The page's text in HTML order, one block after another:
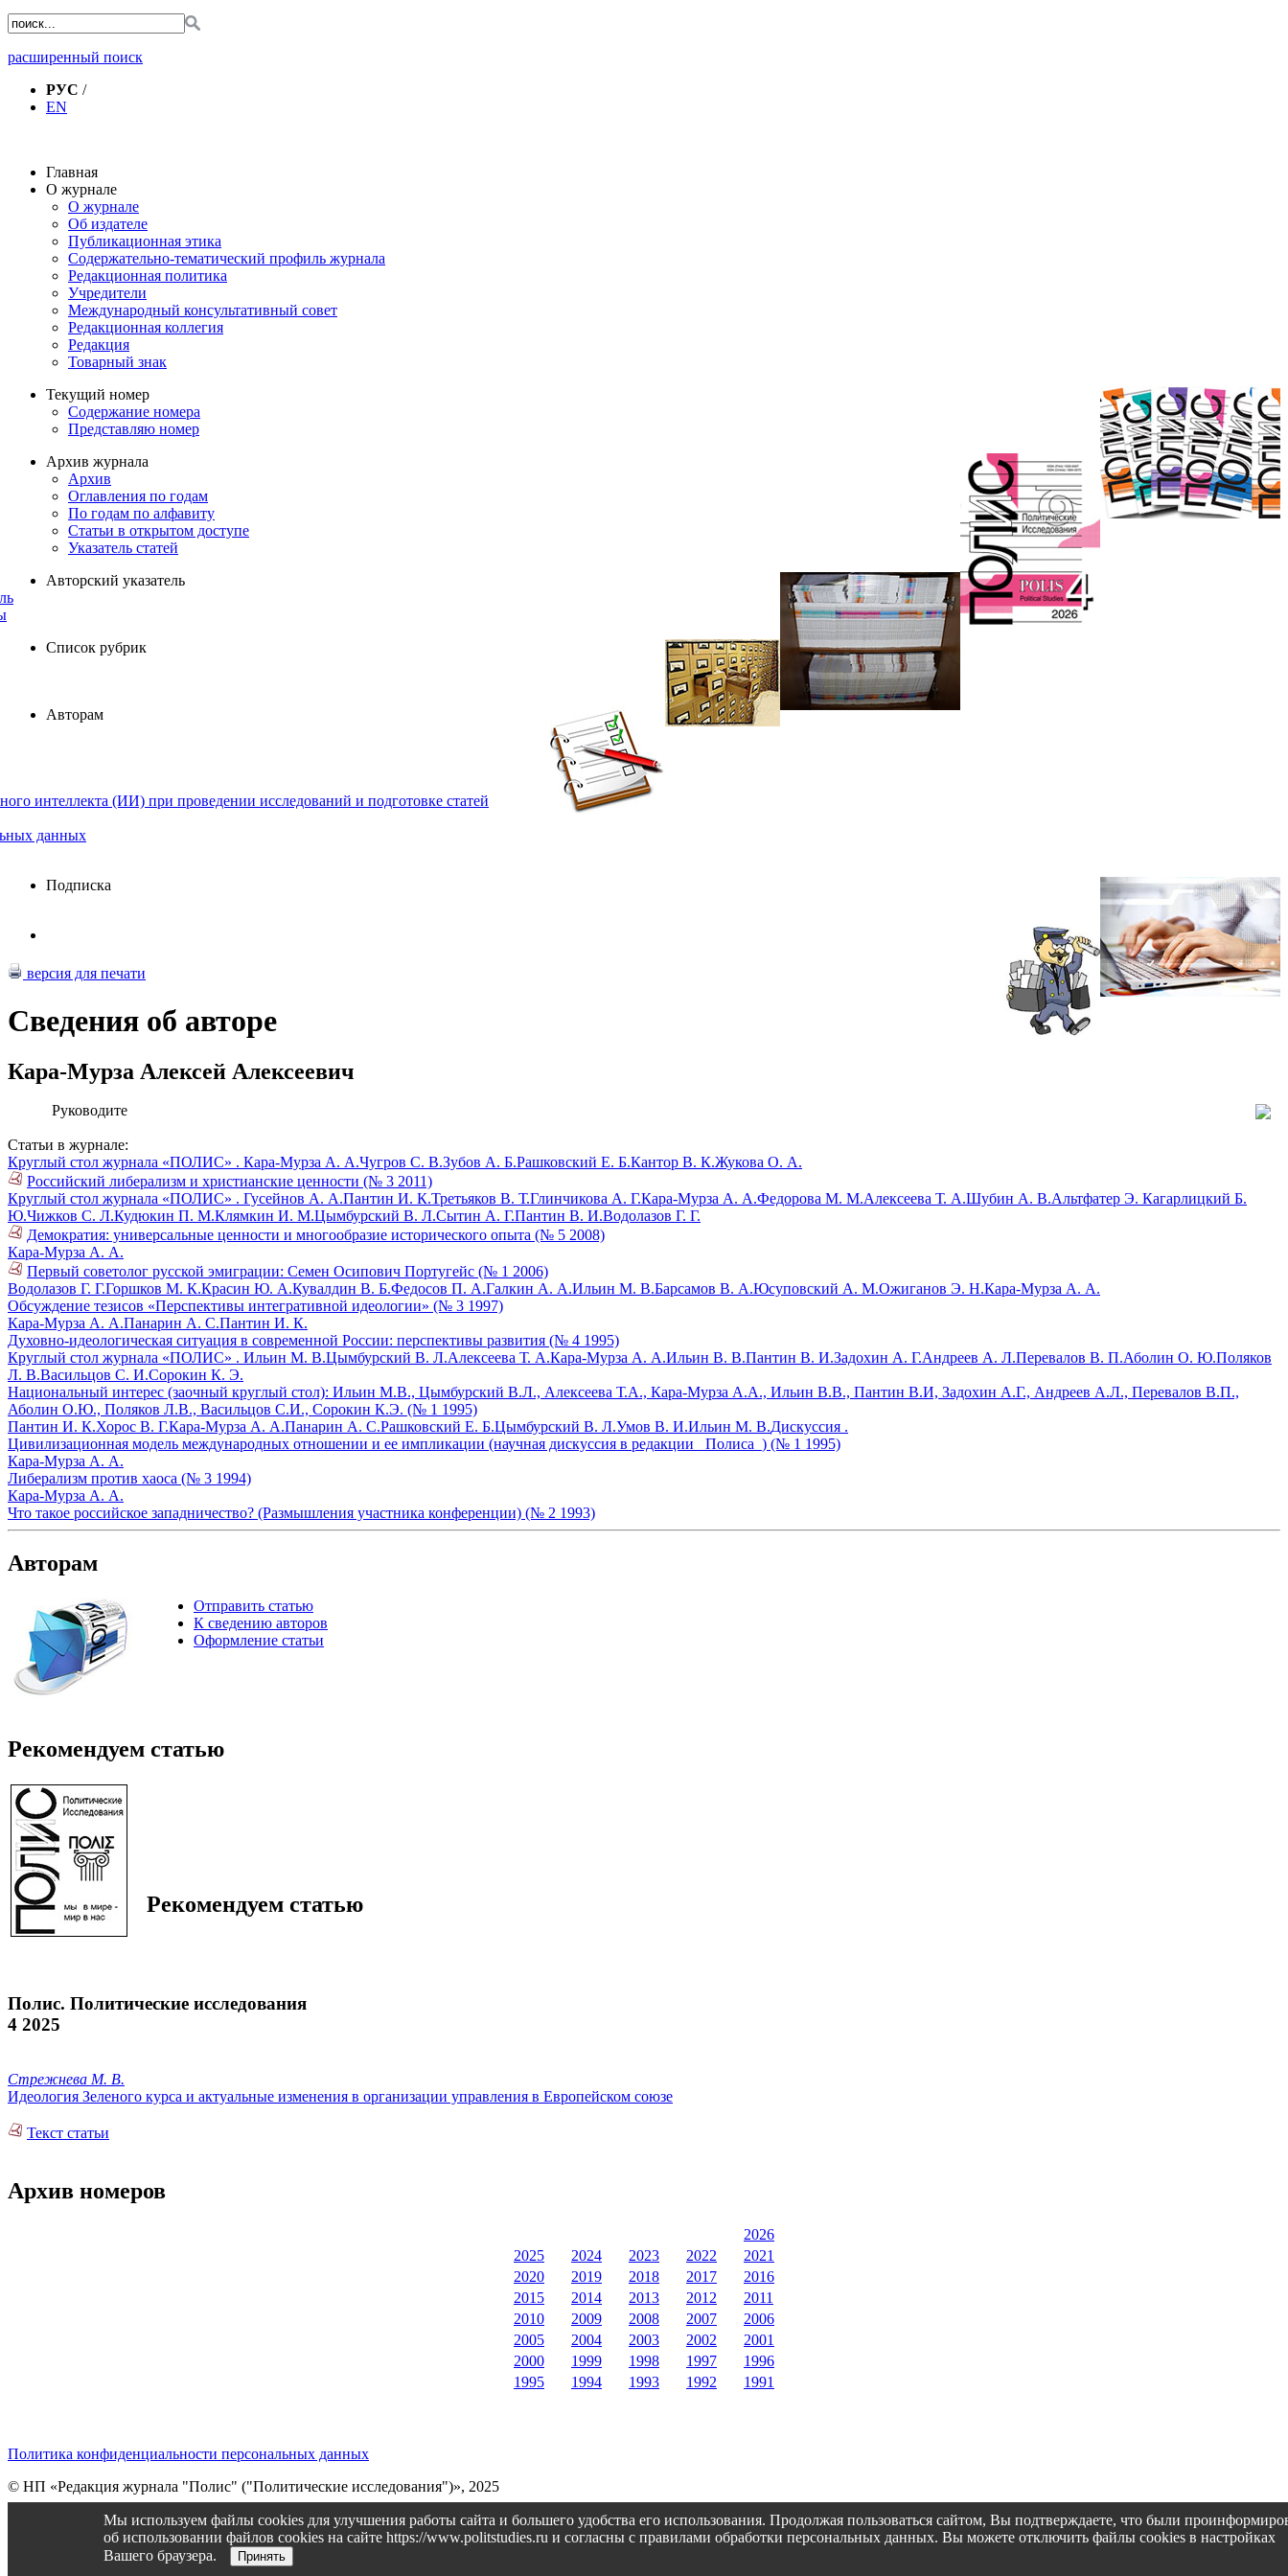
расширенный поиск
РУС /
EN
Главная
О журнале
О журнале
Об издателе
Публикационная этика
Содержательно-тематический профиль журнала
Редакционная политика
Учредители
Международный консультативный совет
Редакционная коллегия
Редакция
Товарный знак
Текущий номер
Содержание номера
Представляю номер
Архив журнала
Архив
Оглавления по годам
По годам по алфавиту
Статьи в открытом доступе
Указатель статей
Авторский указатель
Список рубрик
Авторам
интеллекта (ИИ) при проведении исследований и подготовке статей
данных
Подписка
версия для печати
Сведения об авторе
Кара-Мурза Алексей Алексеевич
Руководите
Статьи в журнале:
Круглый стол журнала «ПОЛИС» . Кара-Мурза А. А.Чугров С. В.Зубов А. Б.Рашковский Е. Б.Кантор В. К.Жукова О. А.
Российский либерализм и христианские ценности (№ 3 2011)
Круглый стол журнала «ПОЛИС» . Гусейнов А. А.Пантин И. К.Третьяков В. Т.Глинчикова А. Г.Кара-Мурза А. А.Федорова М. М.Алексеева Т. А.Шубин А. В.Альтфатер Э. Кагарлицкий Б.
Ю.Чижков С. Л.Кудюкин П. М.Клямкин И. М.Цымбурский В. Л.Сытин А. Г.Пантин В. И.Водолазов Г. Г.
Демократия: универсальные ценности и многообразие исторического опыта (№ 5 2008)
Кара-Мурза А. А.
Первый советолог русской эмиграции: Семен Осипович Португейс (№ 1 2006)
Водолазов Г. Г.Горшков М. К.Красин Ю. А.Кувалдин В. Б.Федосов П. А.Галкин А. А.Ильин М. В.Барсамов В. А.Юсуповский А. М.Ожиганов Э. Н.Кара-Мурза А. А.
Обсуждение тезисов «Перспективы интегративной идеологии» (№ 3 1997)
Кара-Мурза А. А.Панарин А. С.Пантин И. К.
Духовно-идеологическая ситуация в современной России: перспективы развития (№ 4 1995)
Круглый стол журнала «ПОЛИС» . Ильин М. В.Цымбурский В. Л.Алексеева Т. А.Кара-Мурза А. А.Ильин В. В.Пантин В. И.Задохин А. Г.Андреев А. Л.Перевалов В. П.Аболин О. Ю.Поляков
Л. В.Васильцов С. И.Сорокин К. Э.
Национальный интерес (заочный круглый стол): Ильин М.В., Цымбурский В.Л., Алексеева Т.А., Кара-Мурза А.А., Ильин В.В., Пантин В.И, Задохин А.Г., Андреев А.Л., Перевалов В.П.,
Аболин О.Ю., Поляков Л.В., Васильцов С.И., Сорокин К.Э. (№ 1 1995)
Пантин И. К.Хорос В. Г.Кара-Мурза А. А.Панарин А. С.Рашковский Е. Б.Цымбурский В. Л.Умов В. И.Ильин М. В.Дискуссия .
Цивилизационная модель международных отношении и ее импликации (научная дискуссия в редакции _Полиса_) (№ 1 1995)
Кара-Мурза А. А.
Либерализм против хаоса (№ 3 1994)
Кара-Мурза А. А.
Что такое российское западничество? (Размышления участника конференции) (№ 2 1993)
Авторам
Отправить статью
К сведению авторов
Оформление статьи
Рекомендуем статью
Рекомендуем статью
Полис. Политические исследования
4 2025
Стрежнева М. В.
Идеология Зеленого курса и актуальные изменения в организации управления в Европейском союзе
Текст статьи
Архив номеров
2026
2025
2024 2023 2022
2021
2020
2019 2018 2017
2016
2015
2014 2013 2012
2011
2010
2009 2008 2007
2006
2005
2004 2003 2002
2001
2000
1999 1998 1997
1996
1995
1994 1993 1992 1991
Политика конфиденциальности персональных данных
© НП «Редакция журнала "Полис" ("Политические исследования")», 2025
Cтарая версия сайтаМы используем файлы cookies для улучшения работы сайта и большего удобства его использования. Продолжая пользоваться сайтом, Вы подтверждаете, что были
об использовании файлов cookies на сайте https://www.politstudies.ru и согласны с правилами обработки персональных данных. Вы можете отключить файлы cookies в настройках
Вашего браузера.
Принять